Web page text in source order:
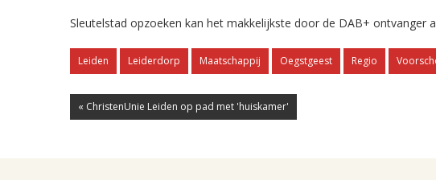
Sleutelstad opzoeken kan het makkelijkste door de DAB+ ontvanger
Leiden Leiderdorp Maatschappij Oegstgeest Regio
« ChristenUnie Leiden op pad met 'huiskamer'